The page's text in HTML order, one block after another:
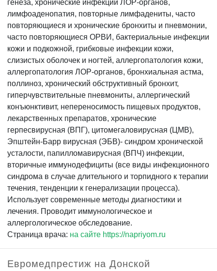
генеза, хронические инфекции ЛОР-органов,
лимфоаденопатия, повторные лимфадениты, часто
повторяющиеся и хронические бронхиты и пневмонии,
часто повторяющиеся ОРВИ, бактериальные инфекции
кожи и подкожной, грибковые инфекции кожи,
слизистых оболочек и ногтей, аллергопатология кожи,
аллергопатология ЛОР-органов, бронхиальная астма,
поллиноз, хронический обструктивный бронхит,
гиперчувствительные пневмониты, аллергический
конъюнктивит, непереносимость пищевых продуктов,
лекарственных препаратов, хронические
герпесвирусная (ВПГ), цитомегаловирусная (ЦМВ),
Эпштейн-Барр вирусная (ЭБВ)- синдром хронической
усталости, папилломавирусная (ВПЧ) инфекции,
вторичные иммунодефициты (все виды инфекционного
синдрома в случае длительного и торпидного к терапии
течения, тенденции к генерализации процесса).
Использует современные методы диагностики и
лечения. Проводит иммунологическое и
аллергологическое обследование.
Страница врача: на сайте https://napriyom.ru
Евромедпрестиж на Донской